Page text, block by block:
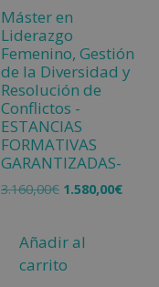
Máster en
Liderazgo
Femenino, Gestión
de la Diversidad y
Resolución de
Conflictos -
ESTANCIAS
FORMATIVAS
GARANTIZADAS-
3.160,00€ 1.580,00€
Añadir al
carrito